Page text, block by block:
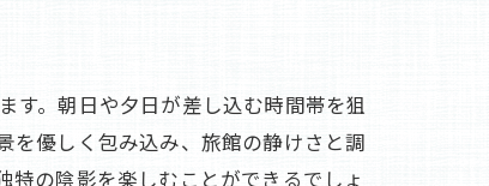
す。朝日や夕日が差し込む時間帯を狙
を優しく包み込み、旅館の静けさと調
の陰影を楽しむことができるでしょ